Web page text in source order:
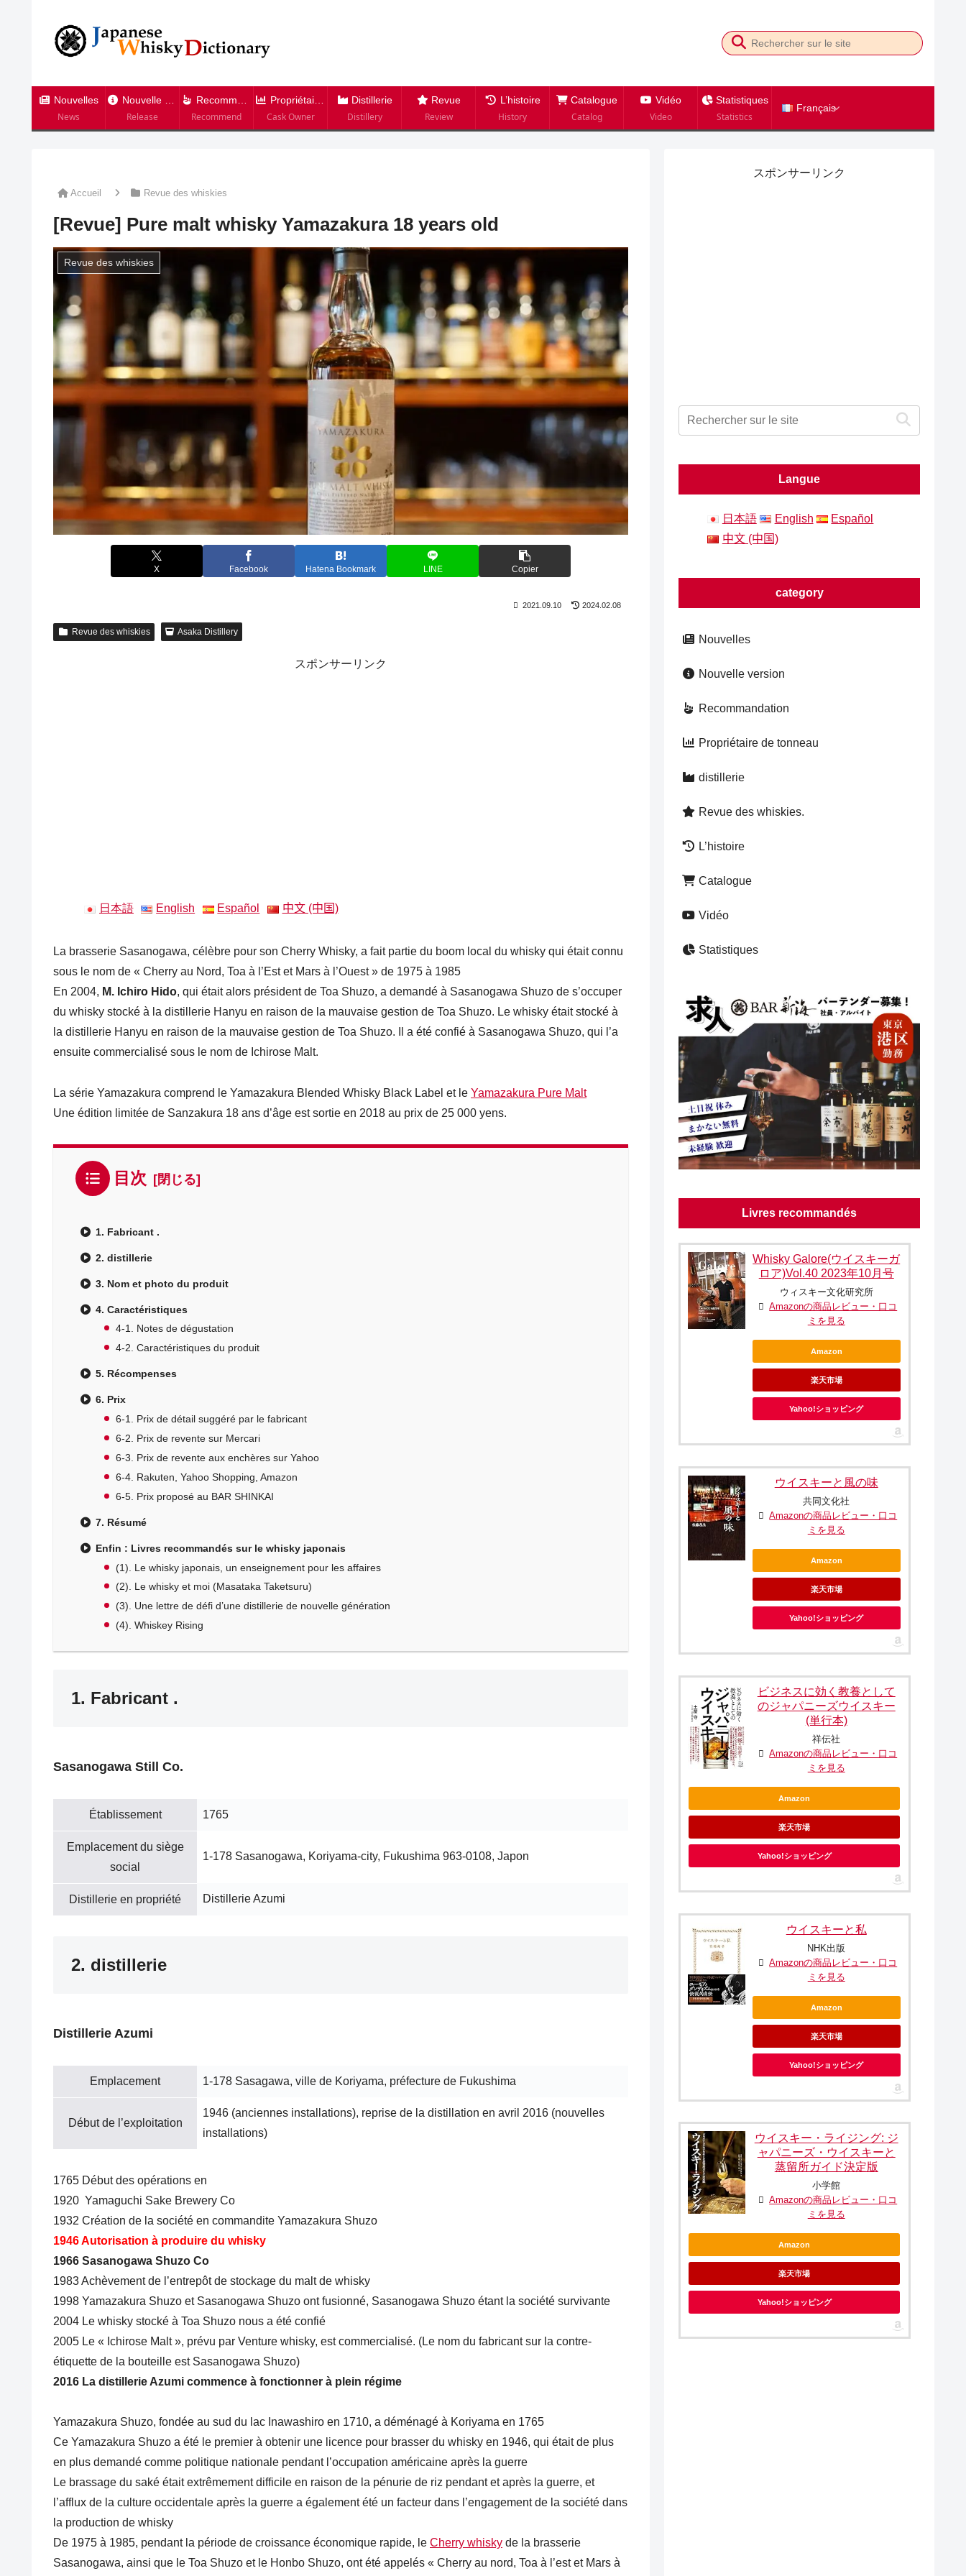
Nouvelles
News
Nouvelle version
Release
Recommandation
Recommend
Propriétaire de tonneau
Cask Owner
Distillerie
Distillery
Revue
Review
L’histoire
History
Catalogue
Catalog
Vidéo
Video
Statistiques
Statistics
Français
Accueil Revue des whiskies
[Revue] Pure malt whisky Yamazakura 18 years old
Revue des whiskies
X Facebook Hatena Bookmark LINE Copier
2021.09.10 2024.02.08
Revue des whiskies Asaka Distillery
スポンサーリンク
日本語 English Español 中文 (中国)
La brasserie Sasanogawa, célèbre pour son Cherry Whisky, a fait partie du boom local du whisky qui était connu
sous le nom de « Cherry au Nord, Toa à l’Est et Mars à l’Ouest » de 1975 à 1985
En 2004, M. Ichiro Hido, qui était alors président de Toa Shuzo, a demandé à Sasanogawa Shuzo de s’occuper
du whisky stocké à la distillerie Hanyu en raison de la mauvaise gestion de Toa Shuzo. Le whisky était stocké à
la distillerie Hanyu en raison de la mauvaise gestion de Toa Shuzo. Il a été confié à Sasanogawa Shuzo, qui l’a
ensuite commercialisé sous le nom de Ichirose Malt.
La série Yamazakura comprend le Yamazakura Blended Whisky Black Label et le Yamazakura Pure Malt
Une édition limitée de Sanzakura 18 ans d’âge est sortie en 2018 au prix de 25 000 yens.
目次
1. Fabricant .
2. distillerie
3. Nom et photo du produit
4. Caractéristiques
4-1. Notes de dégustation
4-2. Caractéristiques du produit
5. Récompenses
6. Prix
6-1. Prix de détail suggéré par le fabricant
6-2. Prix de revente sur Mercari
6-3. Prix de revente aux enchères sur Yahoo
6-4. Rakuten, Yahoo Shopping, Amazon
6-5. Prix proposé au BAR SHINKAI
7. Résumé
Enfin : Livres recommandés sur le whisky japonais
(1). Le whisky japonais, un enseignement pour les affaires
(2). Le whisky et moi (Masataka Taketsuru)
(3). Une lettre de défi d’une distillerie de nouvelle génération
(4). Whiskey Rising
1. Fabricant .
Sasanogawa Still Co.
Établissement 1765
Emplacement du siège
social
1-178 Sasanogawa, Koriyama-city, Fukushima 963-0108, Japon
Distillerie en propriété Distillerie Azumi
2. distillerie
Distillerie Azumi
Emplacement 1-178 Sasagawa, ville de Koriyama, préfecture de Fukushima
Début de l’exploitation
1946 (anciennes installations), reprise de la distillation en avril 2016 (nouvelles
installations)
1765 Début des opérations en
1920 Yamaguchi Sake Brewery Co
1932 Création de la société en commandite Yamazakura Shuzo
1946 Autorisation à produire du whisky
1966 Sasanogawa Shuzo Co
1983 Achèvement de l’entrepôt de stockage du malt de whisky
1998 Yamazakura Shuzo et Sasanogawa Shuzo ont fusionné, Sasanogawa Shuzo étant la société survivante
2004 Le whisky stocké à Toa Shuzo nous a été confié
2005 Le « Ichirose Malt », prévu par Venture whisky, est commercialisé. (Le nom du fabricant sur la contre-
étiquette de la bouteille est Sasanogawa Shuzo)
2016 La distillerie Azumi commence à fonctionner à plein régime
Yamazakura Shuzo, fondée au sud du lac Inawashiro en 1710, a déménagé à Koriyama en 1765
Ce Yamazakura Shuzo a été le premier à obtenir une licence pour brasser du whisky en 1946, qui était de plus
en plus demandé comme politique nationale pendant l’occupation américaine après la guerre
Le brassage du saké était extrêmement difficile en raison de la pénurie de riz pendant et après la guerre, et
l’afflux de la culture occidentale après la guerre a également été un facteur dans l’engagement de la société dans
la production de whisky
De 1975 à 1985, pendant la période de croissance économique rapide, le Cherry whisky de la brasserie
Sasanogawa, ainsi que le Toa Shuzo et le Honbo Shuzo, ont été appelés « Cherry au nord, Toa à l’est et Mars à
スポンサーリンク
Langue
日本語 English
Español
中文 (中国)
category
Nouvelles
Nouvelle version
Recommandation
Propriétaire de tonneau
distillerie
Revue des whiskies.
L’histoire
Catalogue
Vidéo
Statistiques
Livres recommandés
Whisky Galore(ウイスキーガ
ロア)Vol.40 2023年10月号
ウィスキー文化研究所
Amazonの商品レビュー・口コ
ミを見る
Amazon
楽天市場
Yahoo!ショッピング
ウイスキーと風の味
共同文化社
Amazonの商品レビュー・口コ
ミを見る
Amazon
楽天市場
Yahoo!ショッピング
ビジネスに効く教養として
のジャパニーズウイスキー
(単行本)
祥伝社
Amazonの商品レビュー・口コ
ミを見る
Amazon
楽天市場
Yahoo!ショッピング
ウイスキーと私
NHK出版
Amazonの商品レビュー・口コ
ミを見る
Amazon
楽天市場
Yahoo!ショッピング
ウイスキー・ライジング: ジ
ャパニーズ・ウイスキーと
蒸留所ガイド決定版
小学館
Amazonの商品レビュー・口コ
ミを見る
Amazon
楽天市場
Yahoo!ショッピング